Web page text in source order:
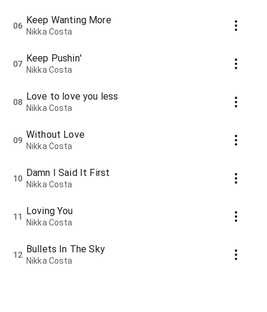
06 Keep Wanting More
Nikka Costa
07 Keep Pushin'
Nikka Costa
08 Love to love you less
Nikka Costa
09 Without Love
Nikka Costa
10 Damn I Said It First
Nikka Costa
11 Loving You
Nikka Costa
12 Bullets In The Sky
Nikka Costa